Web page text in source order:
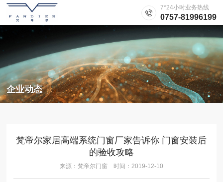
7*24小时业务热线
0757-81996199
企业动态
梵帝尔家居高端系统门窗厂家告诉你 门窗安装后
的验收攻略
来源：梵帝尔门窗 时间：2019-12-10